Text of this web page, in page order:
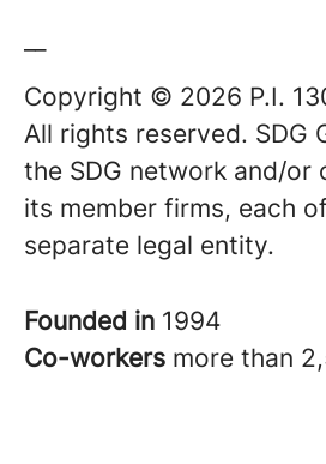
Copyright © 2026 P.I.
All rights reserved. SDG
the SDG network and/or
its member firms, each
separate legal entity.
Founded in 1994
Co-workers more than